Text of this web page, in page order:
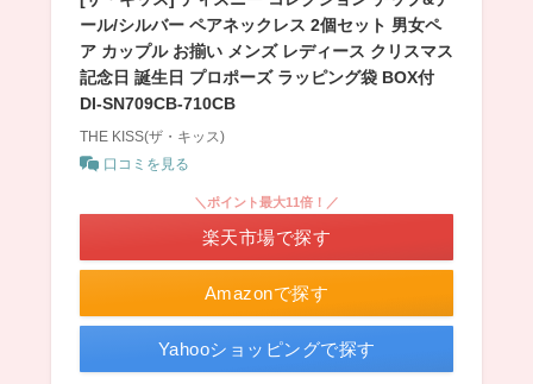
ール/シルバー ペアネックレス 2個セット 男女ペ
ア カップル お揃い メンズ レディース クリスマス
記念日 誕生日 プロポーズ ラッピング袋 BOX付
DI-SN709CB-710CB
THE KISS(ザ・キッス)
口コミを見る
Amazonで探す
＼ポイント最大11倍！／
楽天市場で探す
Yahooショッピングで探す